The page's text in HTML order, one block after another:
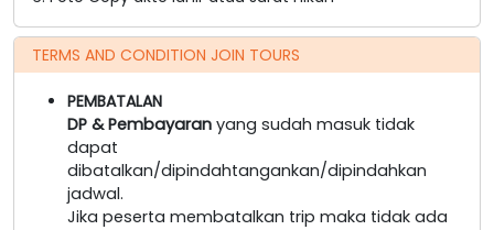
TERMS AND CONDITION JOIN TOURS
PEMBATALAN
DP & Pembayaran yang sudah masuk tidak
dapat
dibatalkan/dipindahtangankan/dipindahkan
jadwal.
Jika peserta membatalkan trip maka tidak ada